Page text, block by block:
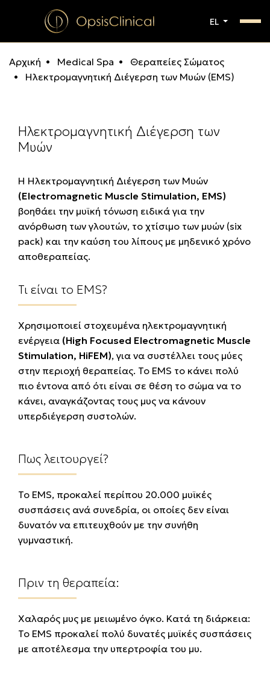
EL
Αρχική Medical Spa
Θεραπείες Σώματος
Ηλεκτρομαγνητική Διέγερση των Μυών (EMS)
Ηλεκτρομαγνητική Διέγερση των
Μυών
Η Ηλεκτρομαγνητική Διέγερση των Μυών
(Electromagnetic Muscle Stimulation, EMS)
βοηθάει την μυϊκή τόνωση ειδικά για την
ανόρθωση των γλουτών, το χτίσιμο των μυών (six
pack) και την καύση του λίπους με μηδενικό χρόνο
αποθεραπείας.
Τι είναι το EMS?
Χρησιμοποιεί στοχευμένα ηλεκτρομαγνητική
ενέργεια (High Focused Electromagnetic Muscle
Stimulation, HiFEM), για να συστέλλει τους μύες
στην περιοχή θεραπείας. Το EMS το κάνει πολύ
πιο έντονα από ότι είναι σε θέση το σώμα να το
κάνει, αναγκάζοντας τους μυς να κάνουν
υπερδιέγερση συστολών.
Πως λειτουργεί?
To EMS, προκαλεί περίπου 20.000 μυϊκές
συσπάσεις ανά συνεδρία, οι οποίες δεν είναι
δυνατόν να επιτευχθούν με την συνήθη
γυμναστική.
Πριν τη θεραπεία:
Χαλαρός μυς με μειωμένο όγκο. Κατά τη διάρκεια:
Το EMS προκαλεί πολύ δυνατές μυϊκές συσπάσεις
με αποτέλεσμα την υπερτροφία του μυ.